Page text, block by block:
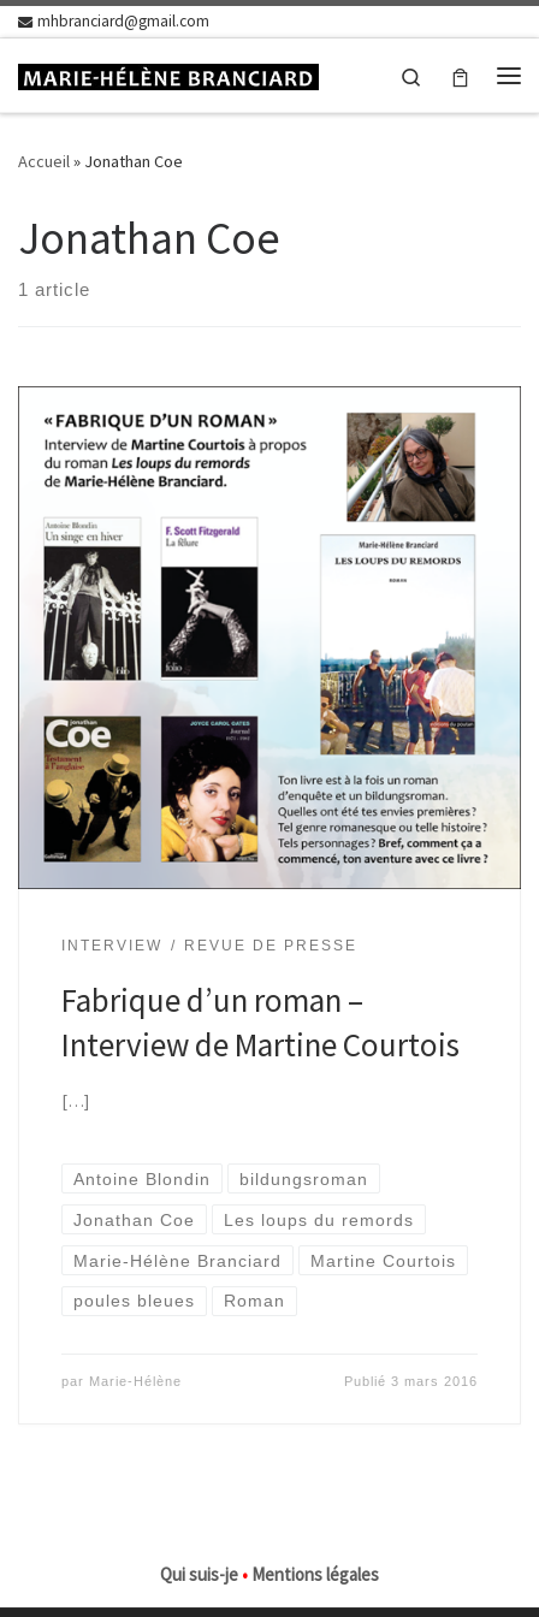
Skip to content
mhbranciard@gmail.com
Search
Accueil» Jonathan Coe
Jonathan Coe
1 article
INTERVIEW REVUE DE PRESSE
Fabrique d’un roman –
Interview de Martine Courtois
[…]
Antoine Blondin bildungsroman
Jonathan Coe Les loups du remords
Marie-Hélène Branciard Martine Courtois
poules bleues Roman
par Marie-Hélène Publié3 mars 2016
Qui suis-je • Mentions légales